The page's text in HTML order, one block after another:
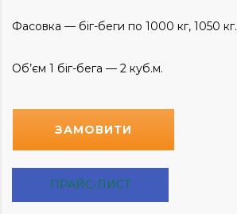
Фасовка — біг-беги по 1000 кг, 1050 кг.
Об’єм 1 біг-бега — 2 куб.м.
ЗАМОВИТИ
ПРАЙС-ЛИСТ